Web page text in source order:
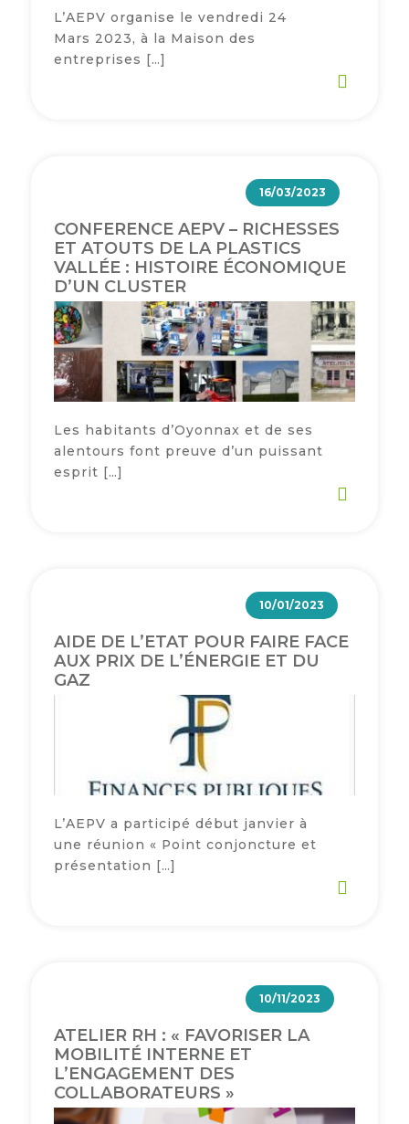
Semaine
de
l’industrie
Agenda
Newsletter
L’AEPV organise le vendredi 24
Mars 2023, à la Maison des
entreprises […]
16/03/2023
CONFERENCE AEPV – RICHESSES
ET ATOUTS DE LA PLASTICS
VALLÉE : HISTOIRE ÉCONOMIQUE
D’UN CLUSTER
Les habitants d’Oyonnax et de ses
alentours font preuve d’un puissant
esprit […]
10/01/2023
AIDE DE L’ETAT POUR FAIRE FACE
AUX PRIX DE L’ÉNERGIE ET DU
GAZ
L’AEPV a participé début janvier à
une réunion « Point conjoncture et
présentation […]
10/11/2023
ATELIER RH : « FAVORISER LA
MOBILITÉ INTERNE ET
L’ENGAGEMENT DES
COLLABORATEURS »